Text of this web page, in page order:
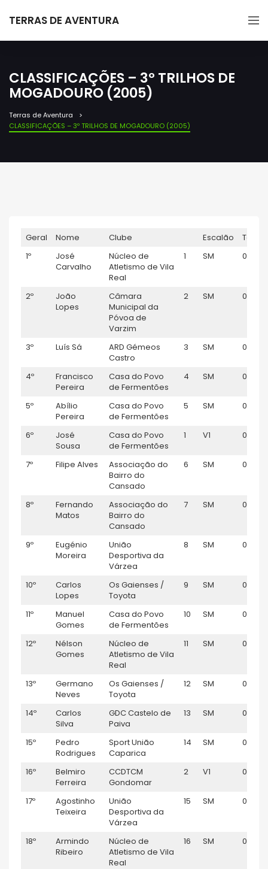
TERRAS DE AVENTURA
CLASSIFICAÇÕES – 3º TRILHOS DE
MOGADOURO (2005)
Terras de Aventura
CLASSIFICAÇÕES – 3º TRILHOS DE MOGADOURO (2005)
Geral Nome Clube Escalão
1º
José
Carvalho
Núcleo de
Atletismo de Vila
Real
1 SM
2º
João
Lopes
Câmara
Municipal da
Póvoa de
Varzim
2 SM
3º Luís Sá
ARD Gémeos
Castro
3 SM
4º
Francisco
Pereira
Casa do Povo
de Fermentões
4 SM
5º
Abílio
Pereira
Casa do Povo
de Fermentões
5 SM
6º
José
Sousa
Casa do Povo
de Fermentões
1 V1
7º Filipe Alves
Associação do
Bairro do
Cansado
6 SM
8º
Fernando
Matos
Associação do
Bairro do
Cansado
7 SM
9º
Eugénio
Moreira
União
Desportiva da
Várzea
8 SM
10º
Carlos
Lopes
Os Gaienses /
Toyota
9 SM
11º
Manuel
Gomes
Casa do Povo
de Fermentões
10 SM
12º
Nélson
Gomes
Núcleo de
Atletismo de Vila
Real
11 SM
13º
Germano
Neves
Os Gaienses /
Toyota
12 SM
14º
Carlos
Silva
GDC Castelo de
Paiva
13 SM
15º
Pedro
Rodrigues
Sport União
Caparica
14 SM
16º
Belmiro
Ferreira
CCDTCM
Gondomar
2 V1
17º
Agostinho
Teixeira
União
Desportiva da
Várzea
15 SM
18º
Armindo
Ribeiro
Núcleo de
Atletismo de Vila
Real
16 SM